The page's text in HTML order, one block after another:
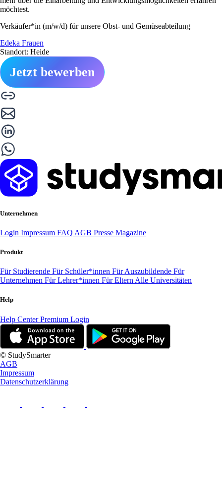
möchtest.
Verkäufer*in (m/w/d) für unsere Obst- und Gemüseabteilung
Edeka Frauen
Standort: Heide
Jetzt bewerben
Unternehmen
Login Impressum FAQ AGB Presse Magazine
Produkt
Für Studierende Für Schüler*innen Für Auszubildende Für
Unternehmen Für Lehrer*innen Für Eltern Alle Universitäten
Help
Help CenterPremium Login
© StudySmarter
AGB
Impressum
Datenschutzerklärung